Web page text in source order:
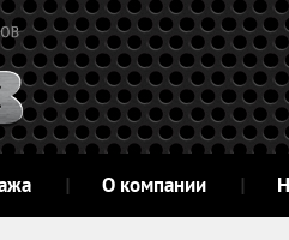
О компании